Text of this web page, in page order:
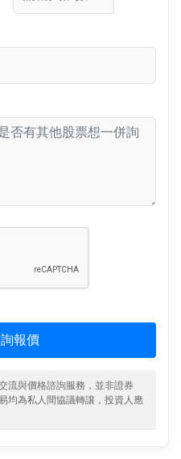
報價
流與價格諮詢服務，並非證券
均為私人間協議轉讓，投資人應